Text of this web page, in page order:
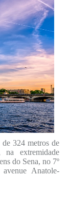
324 metros de
na extremidade
do Sena, no 7º
Anatole-